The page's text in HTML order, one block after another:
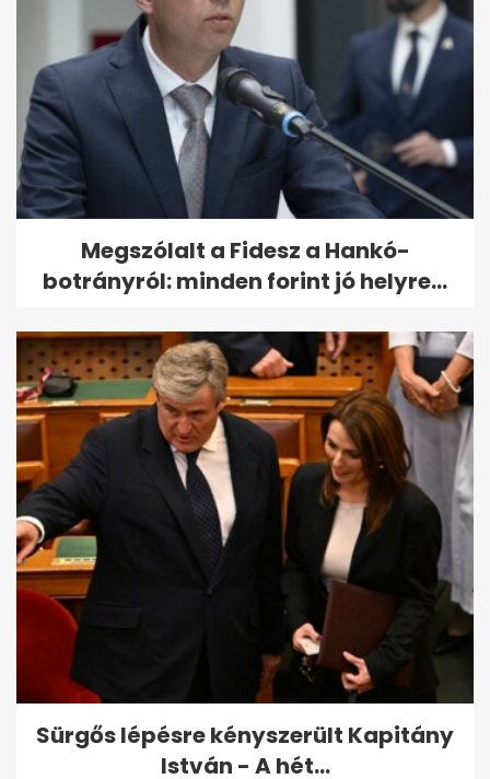
Megszólalt a Fidesz a Hankó-
botrányról: minden forint jó helyre...
Sürgős lépésre kényszerült Kapitány
István - A hét...